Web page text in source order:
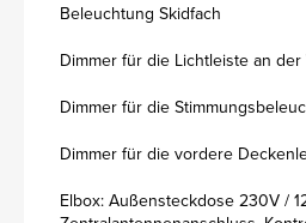
Beleuchtung Skidfach
Dimmer für die Lichtleiste an
Dimmer für die
Dimmer für die vordere
Elbox: Außensteckdose 230V /